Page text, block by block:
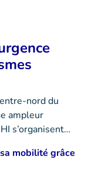
nord du
ampleur
s’organisent…